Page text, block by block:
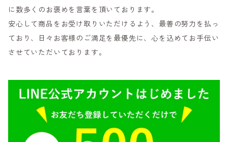
に数多くのお褒めを言葉を頂いております。
安心して商品をお受け取りいただけるよう、最善の努力を払っ
ており、日々お客様のご満足を最優先に、心を込めてお手伝い
させていただいております。